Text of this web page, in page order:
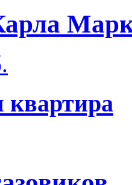
квартира